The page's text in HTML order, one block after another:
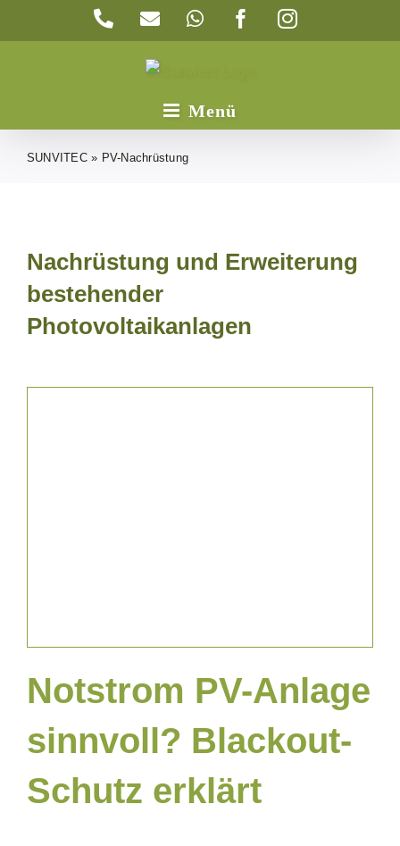
TelefonE-
Mail
WhatsAppFacebookInstagram
SUNVITEC» PV-Nachrüstung
Nachrüstung und Erweiterung
bestehender
Photovoltaikanlagen
Notstrom PV-Anlage
sinnvoll? Blackout-
Schutz erklärt